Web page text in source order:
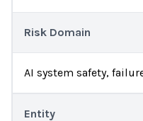
Risk Domain
AI system safety,
Entity